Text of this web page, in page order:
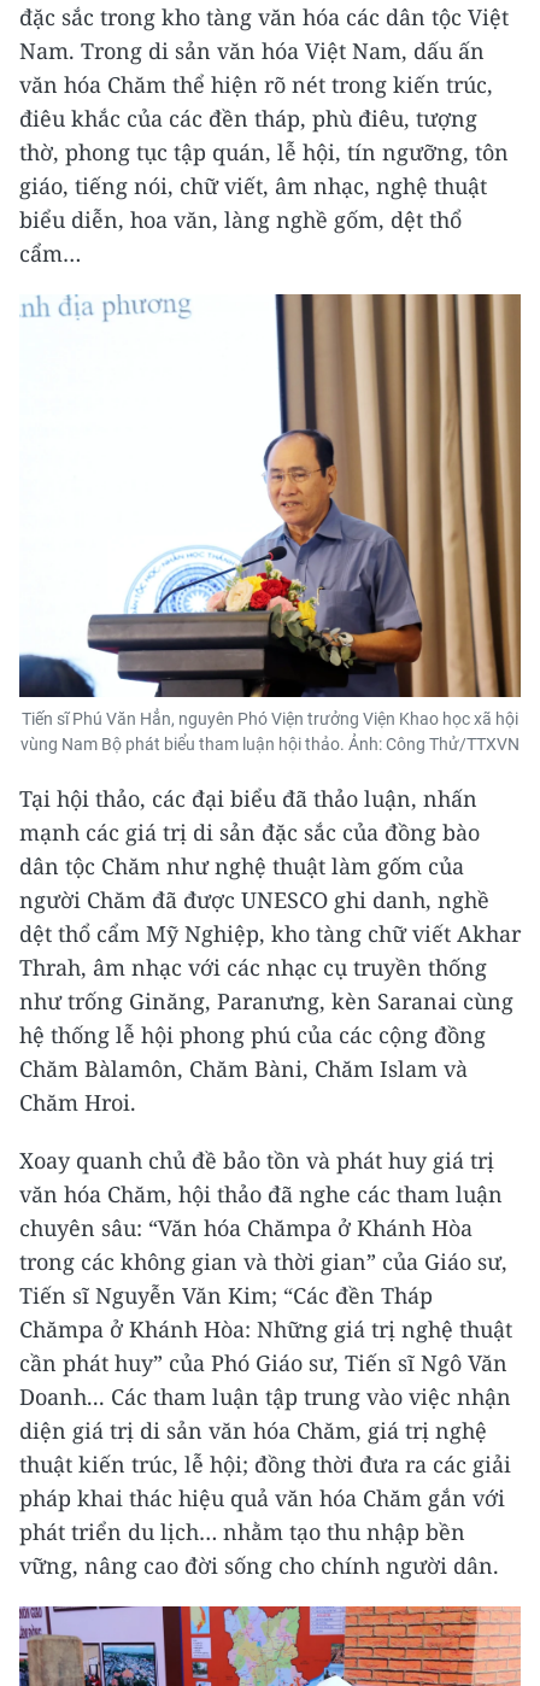
đặc sắc trong kho tàng văn hóa các dân tộc Việt
Nam. Trong di sản văn hóa Việt Nam, dấu ấn
văn hóa Chăm thể hiện rõ nét trong kiến trúc,
điêu khắc của các đền tháp, phù điêu, tượng
thờ, phong tục tập quán, lễ hội, tín ngưỡng, tôn
giáo, tiếng nói, chữ viết, âm nhạc, nghệ thuật
biểu diễn, hoa văn, làng nghề gốm, dệt thổ
cẩm…
Tiến sĩ Phú Văn Hẳn, nguyên Phó Viện trưởng Viện Khao học xã hội
vùng Nam Bộ phát biểu tham luận hội thảo. Ảnh: Công Thử/TTXVN
Tại hội thảo, các đại biểu đã thảo luận, nhấn
mạnh các giá trị di sản đặc sắc của đồng bào
dân tộc Chăm như nghệ thuật làm gốm của
người Chăm đã được UNESCO ghi danh, nghề
dệt thổ cẩm Mỹ Nghiệp, kho tàng chữ viết Akhar
Thrah, âm nhạc với các nhạc cụ truyền thống
như trống Ginăng, Paranưng, kèn Saranai cùng
hệ thống lễ hội phong phú của các cộng đồng
Chăm Bàlamôn, Chăm Bàni, Chăm Islam và
Chăm Hroi.
Xoay quanh chủ đề bảo tồn và phát huy giá trị
văn hóa Chăm, hội thảo đã nghe các tham luận
chuyên sâu: “Văn hóa Chămpa ở Khánh Hòa
trong các không gian và thời gian” của Giáo sư,
Tiến sĩ Nguyễn Văn Kim; “Các đền Tháp
Chămpa ở Khánh Hòa: Những giá trị nghệ thuật
cần phát huy” của Phó Giáo sư, Tiến sĩ Ngô Văn
Doanh... Các tham luận tập trung vào việc nhận
diện giá trị di sản văn hóa Chăm, giá trị nghệ
thuật kiến trúc, lễ hội; đồng thời đưa ra các giải
pháp khai thác hiệu quả văn hóa Chăm gắn với
phát triển du lịch… nhằm tạo thu nhập bền
vững, nâng cao đời sống cho chính người dân.